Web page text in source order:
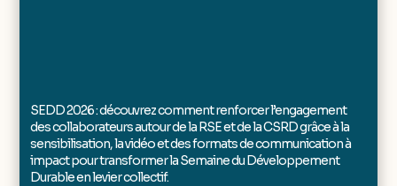
SEDD 2026 : découvrez comment renforcer l’engagement
des collaborateurs autour de la RSE et de la CSRD grâce à la
sensibilisation, la vidéo et des formats de communication à
impact pour transformer la Semaine du Développement
Durable en levier collectif.